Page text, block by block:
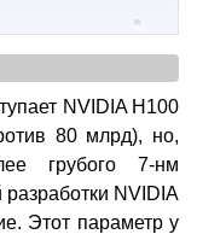
NVIDIA H100
80 млрд), но,
грубого 7-нм
NVIDIA
Этот параметр у